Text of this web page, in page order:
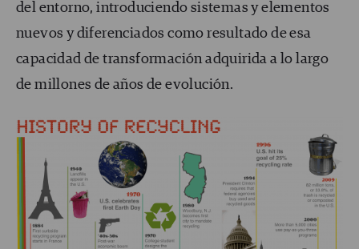
del entorno, introduciendo sistemas y elementos
nuevos y diferenciados como resultado de esa
capacidad de transformación adquirida a lo largo
de millones de años de evolución.